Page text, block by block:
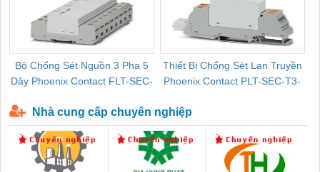
Bộ Chống Sét Nguồn 3 Pha 5
Dây Phoenix Contact FLT-SEC-
Thiết Bị Chống Sét Lan Truyền
Phoenix Contact PLT-SEC-T3-
Nhà cung cấp chuyên nghiệp